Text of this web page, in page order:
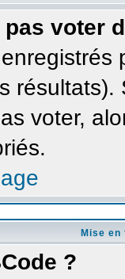
voter
voter,
Mise
?